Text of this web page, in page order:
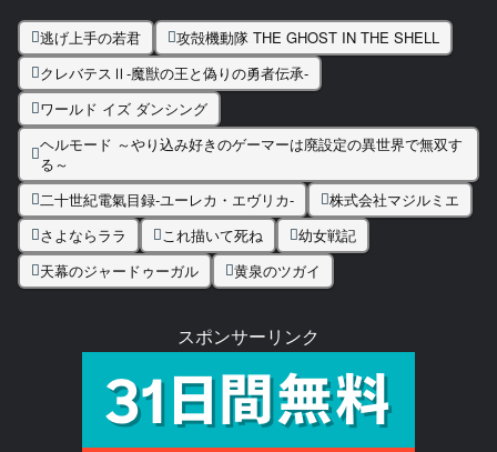
逃げ上手の若君
攻殻機動隊 THE GHOST IN THE SHELL
クレバテスⅡ-魔獣の王と偽りの勇者伝承-
ワールド イズ ダンシング
ヘルモード ～やり込み好きのゲーマーは廃設定の異世界で無双す
る～
二十世紀電氣目録-ユーレカ・エヴリカ-
株式会社マジルミエ
さよならララ
これ描いて死ね
幼女戦記
天幕のジャードゥーガル
黄泉のツガイ
スポンサーリンク